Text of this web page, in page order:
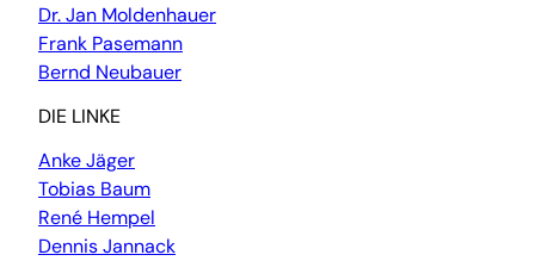
Dr. Jan Moldenhauer
Frank Pasemann
Bernd Neubauer
DIE LINKE
Anke Jäger
Tobias Baum
René Hempel
Dennis Jannack